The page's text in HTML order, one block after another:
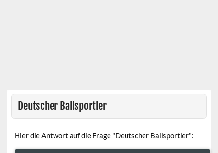
Deutscher Ballsportler
Hier die Antwort auf die Frage "Deutscher Ballsportler":